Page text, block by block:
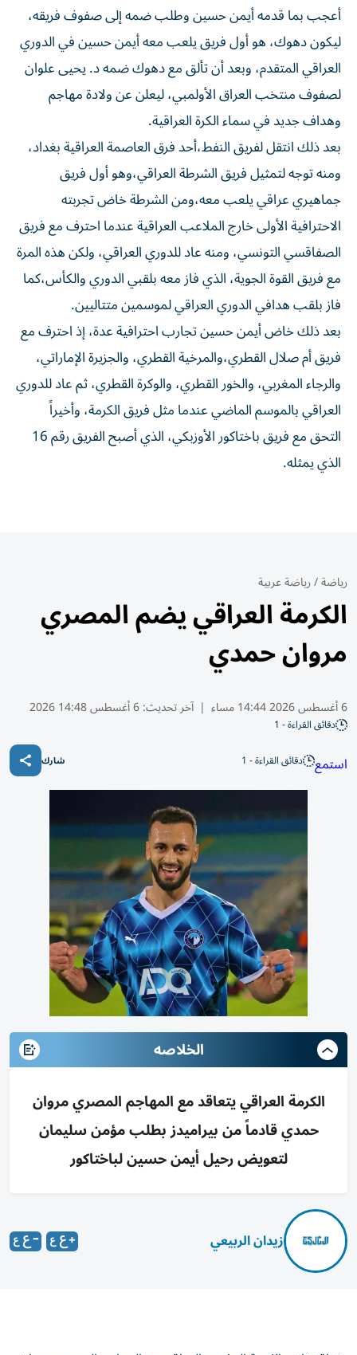
أعجب بما قدمه أيمن حسين وطلب ضمه إلى صفوف فريقه،
ليكون دهوك، هو أول فريق يلعب معه أيمن حسين في الدوري
العراقي المتقدم، وبعد أن تألق مع دهوك ضمه د. يحيى علوان
لصفوف منتخب العراق الأولمبي، ليعلن عن ولادة مهاجم
وهداف جديد في سماء الكرة العراقية.
بعد ذلك انتقل لفريق النفط،أحد فرق العاصمة العراقية بغداد،
ومنه توجه لتمثيل فريق الشرطة العراقي،وهو أول فريق
جماهيري عراقي يلعب معه،ومن الشرطة خاض تجربته
الاحترافية الأولى خارج الملاعب العراقية عندما احترف مع فريق
الصفاقسي التونسي، ومنه عاد للدوري العراقي، ولكن هذه المرة
مع فريق القوة الجوية، الذي فاز معه بلقبي الدوري والكأس،كما
فاز بلقب هدافي الدوري العراقي لموسمين متتاليين.
بعد ذلك خاض أيمن حسين تجارب احترافية عدة، إذ احترف مع
فريق أم صلال القطري،والمرخية القطري، والجزيرة الإماراتي،
والرجاء المغربي، والخور القطري، والوكرة القطري، ثم عاد للدوري
العراقي بالموسم الماضي عندما مثل فريق الكرمة، وأخيراً
التحق مع فريق باختاكور الأوزبكي، الذي أصبح الفريق رقم 16
الذي يمثله.
رياضة/رياضة عربية
الكرمة العراقي يضم المصري
مروان حمدي
6 أغسطس 2026 14:44 مساء | آخر تحديث:6 أغسطس 14:48 2026
دقائق القراءة - 1
استمع دقائق القراءة - 1 شارك
الخلاصه
الكرمة العراقي يتعاقد مع المهاجم المصري مروان
حمدي قادماً من بيراميدز بطلب مؤمن سليمان
لتعويض رحيل أيمن حسين لباختاكور
زيدان الربيعي